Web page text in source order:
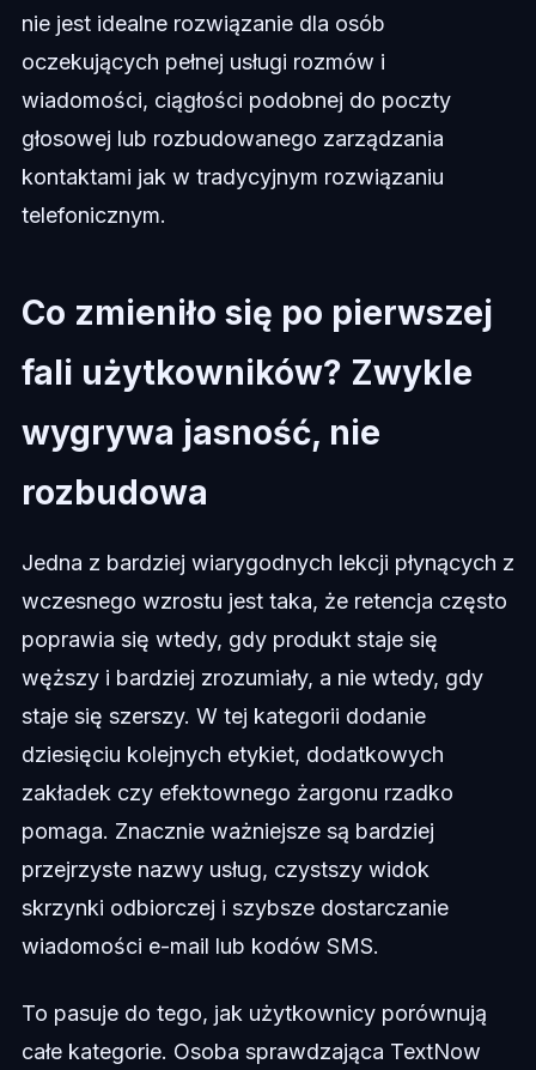
nie jest idealne rozwiązanie dla osób
oczekujących pełnej usługi rozmów i
wiadomości, ciągłości podobnej do poczty
głosowej lub rozbudowanego zarządzania
kontaktami jak w tradycyjnym rozwiązaniu
telefonicznym.
Co zmieniło się po pierwszej
fali użytkowników? Zwykle
wygrywa jasność, nie
rozbudowa
Jedna z bardziej wiarygodnych lekcji płynących z
wczesnego wzrostu jest taka, że retencja często
poprawia się wtedy, gdy produkt staje się
węższy i bardziej zrozumiały, a nie wtedy, gdy
staje się szerszy. W tej kategorii dodanie
dziesięciu kolejnych etykiet, dodatkowych
zakładek czy efektownego żargonu rzadko
pomaga. Znacznie ważniejsze są bardziej
przejrzyste nazwy usług, czystszy widok
skrzynki odbiorczej i szybsze dostarczanie
wiadomości e-mail lub kodów SMS.
To pasuje do tego, jak użytkownicy porównują
całe kategorie. Osoba sprawdzająca TextNow